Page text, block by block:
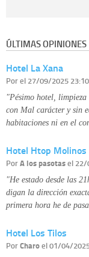
Derechos:tiene
disponible en
Información
ÚLTIMAS OPINIONES
Hotel La Xana
Porel 27/09/2025
"Pésimo hotel,
con Mal carácter y sin
habitaciones ni en el
Hotel Htop Molinos
PorA los pasotasel 22/
"He estado desde las
digan la dirección
primera hora he de
Hotel Los Tilos
PorCharoel 01/04/